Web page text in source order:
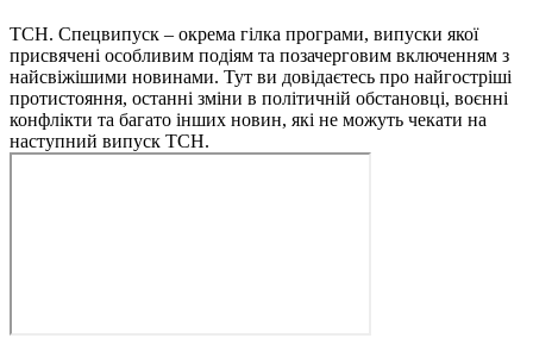
ТСН. Спецвипуск – окрема гілка програми, випуски якої
присвячені особливим подіям та позачерговим включенням з
найсвіжішими новинами. Тут ви довідаєтесь про найгостріші
протистояння, останні зміни в політичній обстановці, воєнні
конфлікти та багато інших новин, які не можуть чекати на
наступний випуск ТСН.